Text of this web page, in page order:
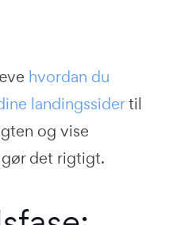
hvordan du
landingssidertil
og vise
gør det rigtigt.